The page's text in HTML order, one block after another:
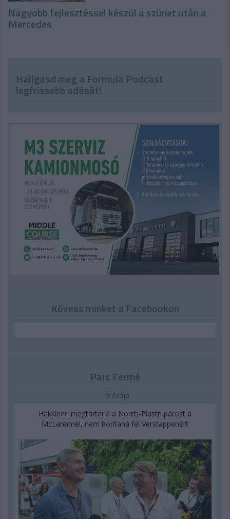
Nagyobb fejlesztéssel készül a szünet után a
Mercedes
Hallgasd meg a Formula Podcast
legfrissebb adását!
Kövess minket a Facebookon
Parc Fermé
9 órája
Hakkinen megtartaná a Norris-Piastri párost a
McLarennél, nem borítaná fel Verstappenért